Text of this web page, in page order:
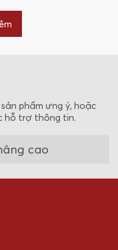
phẩm ưng ý, hoặc
hỗ trợ thông tin.
cao